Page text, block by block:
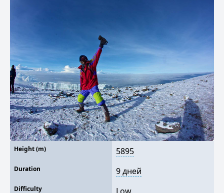
Height (m) 5895
Duration 9 дней
Difficulty